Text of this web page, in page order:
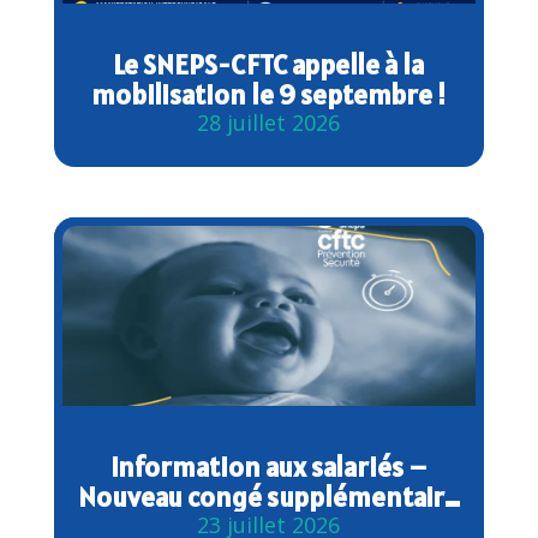
Le SNEPS-CFTC appelle à la
mobilisation le 9 septembre !
28 juillet 2026
Information aux salariés –
Nouveau congé supplémentaire
de naissance (applicable depuis
23 juillet 2026